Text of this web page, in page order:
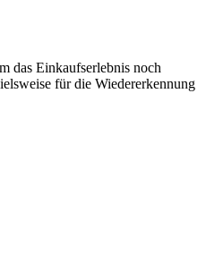
das Einkaufserlebnis noch
für die Wiedererkennung